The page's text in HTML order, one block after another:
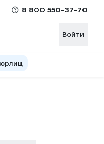
8 800 550-37-70
Войти